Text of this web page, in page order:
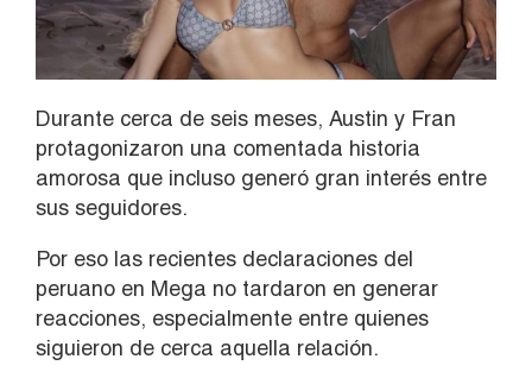
Durante cerca de seis meses, Austin y Fran
protagonizaron una comentada historia
amorosa que incluso generó gran interés entre
sus seguidores.
Por eso las recientes declaraciones del
peruano en Mega no tardaron en generar
reacciones, especialmente entre quienes
siguieron de cerca aquella relación.